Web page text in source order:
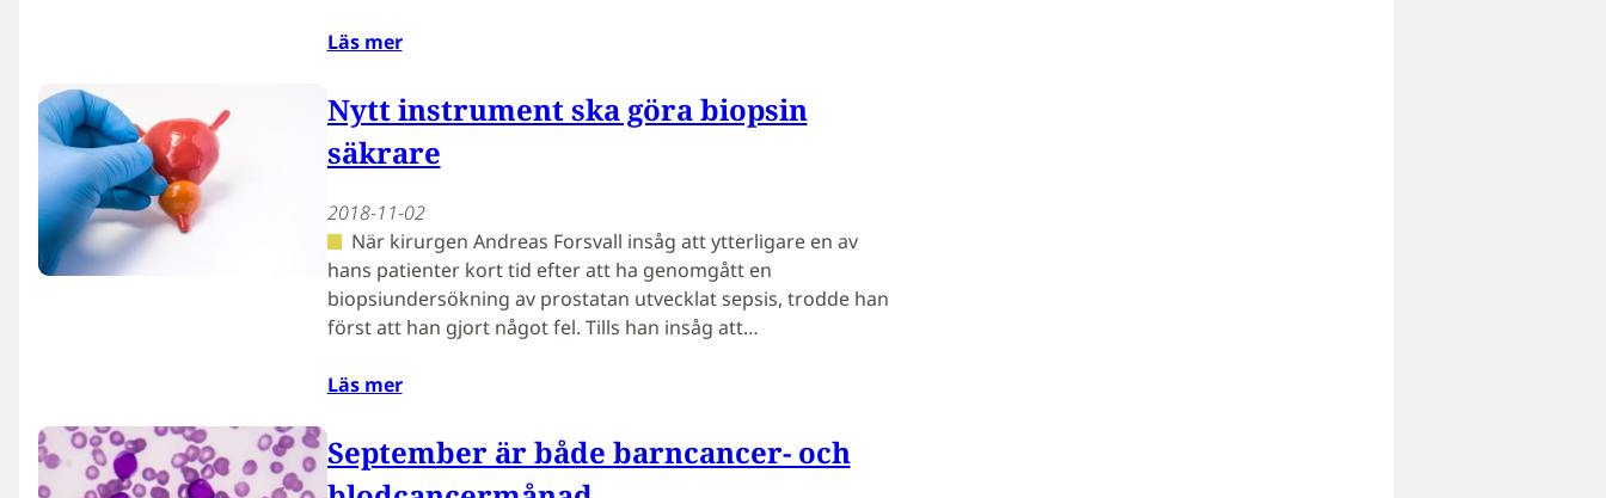
Läs mer
Nytt instrument ska göra biopsin
säkrare
2018-11-02
När kirurgen Andreas Forsvall insåg att ytterligare en av
hans patienter kort tid efter att ha genomgått en
biopsiundersökning av prostatan utvecklat sepsis, trodde han
först att han gjort något fel. Tills han insåg att…
Läs mer
September är både barncancer- och